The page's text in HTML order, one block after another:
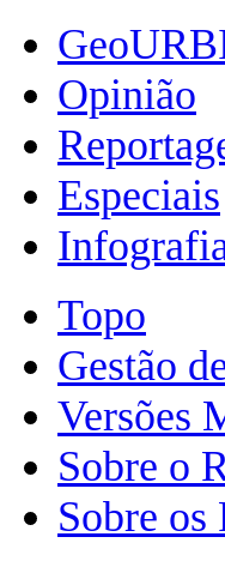
Opinião
Especiais
Topo
Gestão
Versões
Sobre o
Sobre os